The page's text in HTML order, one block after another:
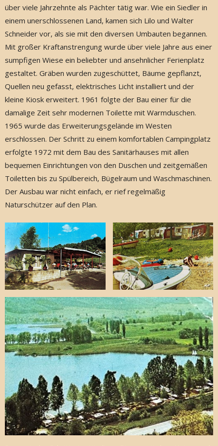
über viele Jahrzehnte als Pächter tätig war. Wie ein Siedler in
einem unerschlossenen Land, kamen sich Lilo und Walter
Schneider vor, als sie mit den diversen Umbauten begannen.
Mit großer Kraftanstrengung wurde über viele Jahre aus einer
sumpfigen Wiese ein beliebter und ansehnlicher Ferienplatz
gestaltet. Gräben wurden zugeschüttet, Bäume gepflanzt,
Quellen neu gefasst, elektrisches Licht installiert und der
kleine Kiosk erweitert. 1961 folgte der Bau einer für die
damalige Zeit sehr modernen Toilette mit Warmduschen.
1965 wurde das Erweiterungsgelände im Westen
erschlossen. Der Schritt zu einem komfortablen Campingplatz
erfolgte 1972 mit dem Bau des Sanitärhauses mit allen
bequemen Einrichtungen von den Duschen und zeitgemäßen
Toiletten bis zu Spülbereich, Bügelraum und Waschmaschinen.
Der Ausbau war nicht einfach, er rief regelmäßig
Naturschützer auf den Plan.